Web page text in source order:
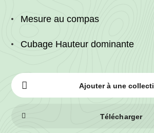
Mesure au compas
Cubage Hauteur dominante
Ajouter à une
Télécharger